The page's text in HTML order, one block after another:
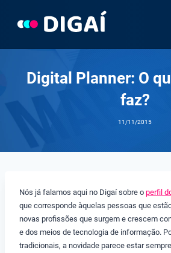
Digital Planner: O
faz?
11/11/2015
Nós já falamos aqui no Digaí sobre o perfil
que corresponde àquelas pessoas que
novas profissões que surgem e crescem
e dos meios de tecnologia de informação.
tradicionais, a novidade parece estar